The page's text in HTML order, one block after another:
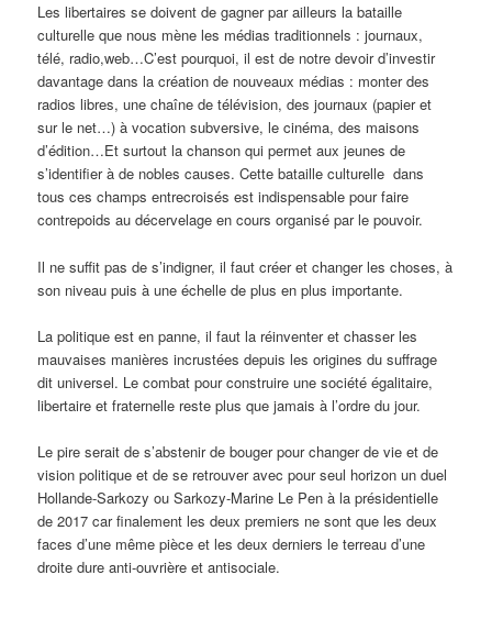
Les libertaires se doivent de gagner par ailleurs la bataille
culturelle que nous mène les médias traditionnels : journaux,
télé, radio,web…C’est pourquoi, il est de notre devoir d’investir
davantage dans la création de nouveaux médias : monter des
radios libres, une chaîne de télévision, des journaux (papier et
sur le net…) à vocation subversive, le cinéma, des maisons
d’édition…Et surtout la chanson qui permet aux jeunes de
s’identifier à de nobles causes. Cette bataille culturelle dans
tous ces champs entrecroisés est indispensable pour faire
contrepoids au décervelage en cours organisé par le pouvoir.
Il ne suffit pas de s’indigner, il faut créer et changer les choses, à
son niveau puis à une échelle de plus en plus importante.
La politique est en panne, il faut la réinventer et chasser les
mauvaises manières incrustées depuis les origines du suffrage
dit universel. Le combat pour construire une société égalitaire,
libertaire et fraternelle reste plus que jamais à l’ordre du jour.
Le pire serait de s’abstenir de bouger pour changer de vie et de
vision politique et de se retrouver avec pour seul horizon un duel
Hollande-Sarkozy ou Sarkozy-Marine Le Pen à la présidentielle
de 2017 car finalement les deux premiers ne sont que les deux
faces d’une même pièce et les deux derniers le terreau d’une
droite dure anti-ouvrière et antisociale.